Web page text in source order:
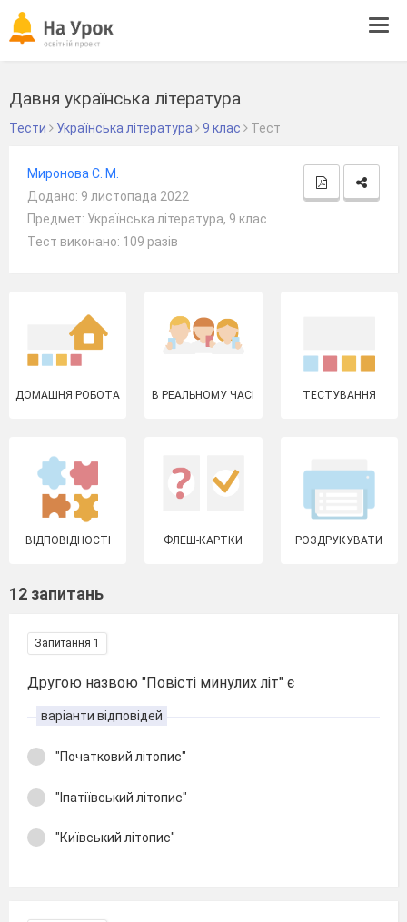
Давня українська література
Тести Українська література 9 клас Тест
Миронова С. М.
Додано: 9 листопада 2022
Предмет: Українська література, 9 клас
Тест виконано: 109 разів
ДОМАШНЯ РОБОТА В РЕАЛЬНОМУ ЧАСІ ТЕСТУВАННЯ
ВІДПОВІДНОСТІ ФЛЕШ-КАРТКИ РОЗДРУКУВАТИ
12 запитань
Запитання 1
Другою назвою "Повісті минулих літ" є
варіанти відповідей
"Початковий літопис"
"Іпатіївський літопис"
"Київський літопис"